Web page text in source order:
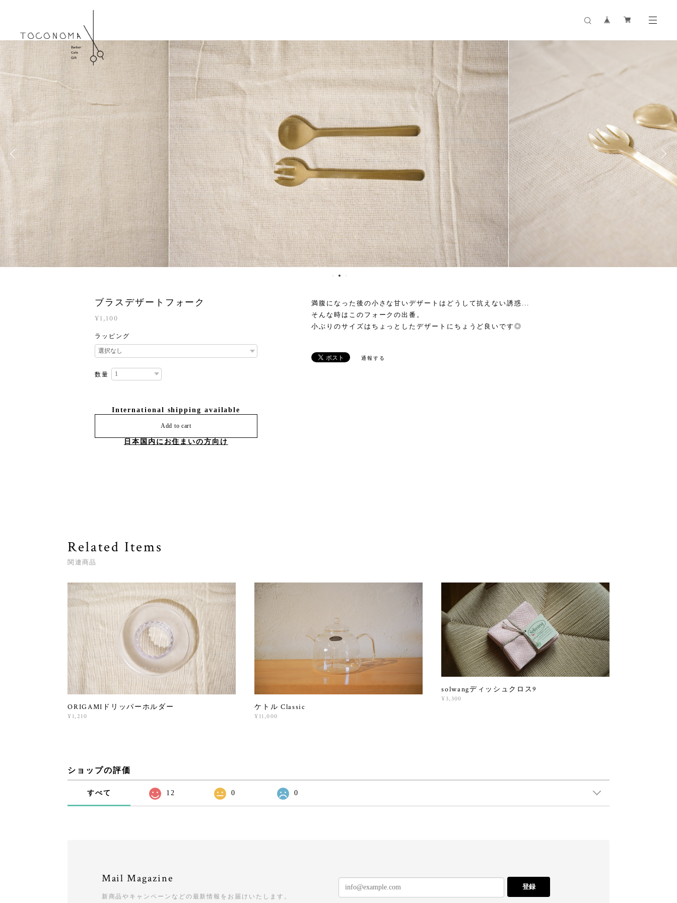
ブラスデザートフォーク
¥1,100
ラッピング
数量
International shipping available
Add to cart
日本国内にお住まいの方向け
満腹になった後の小さな甘いデザートはどうして抗えない誘惑...
そんな時はこのフォークの出番。
小ぶりのサイズはちょっとしたデザートにちょうど良いです◎
通報する
Related Items
関連商品
ORIGAMIドリッパーホルダー
¥1,210
ケトル Classic
¥11,000
solwangディッシュクロス9
¥3,300
ショップの評価
すべて 12 0 0
Mail Magazine
新商品やキャンペーンなどの最新情報をお届けいたします。
登録